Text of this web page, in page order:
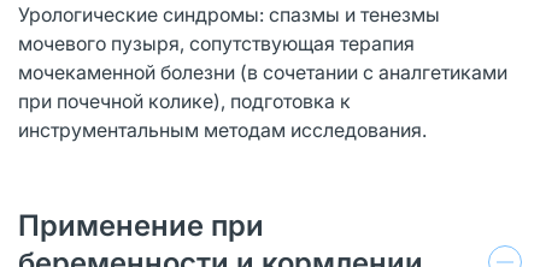
Урологические синдромы: спазмы и тенезмы
мочевого пузыря, сопутствующая терапия
мочекаменной болезни (в сочетании с аналгетиками
при почечной колике), подготовка к
инструментальным методам исследования.
Применение при